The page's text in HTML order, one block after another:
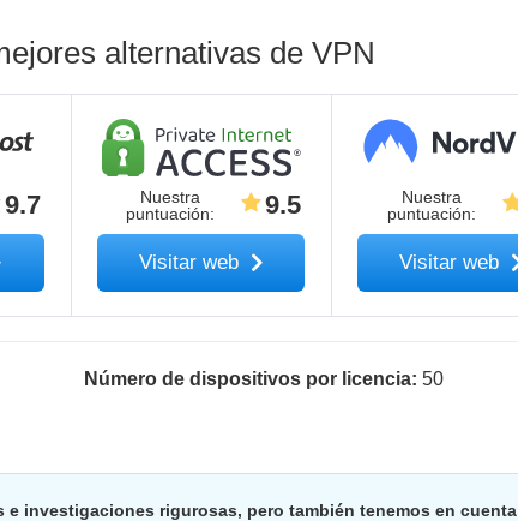
alternativas de VPN
9.7
Nuestra
puntuación: 9.5
Visitar web
Nuestra
puntuación:
Visitar web
Número de dispositivos por licencia: 50
e investigaciones rigurosas, pero también tenemos en